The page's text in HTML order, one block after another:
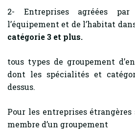
2- Entreprises agréées
l’équipement et de l’habitat
catégorie 3 et plus.
tous types de groupement
dont les spécialités et
dessus.
Pour les entreprises
membre d’un groupement